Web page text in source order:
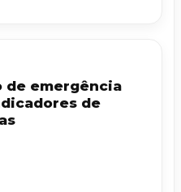
de emergência
de